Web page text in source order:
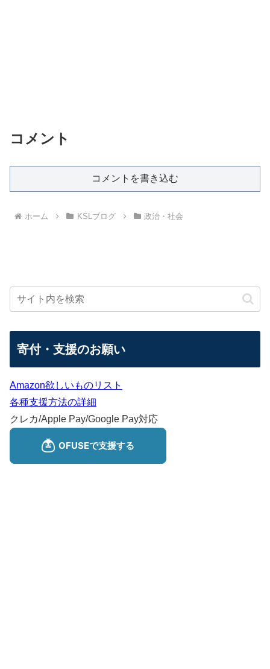
コメント
コメントを書き込む
ホーム KSLブログ 政治・社会
寄付・支援のお願い
Amazon欲しいものリスト
各種支援方法の詳細
クレカ/Apple Pay/Google Pay対応